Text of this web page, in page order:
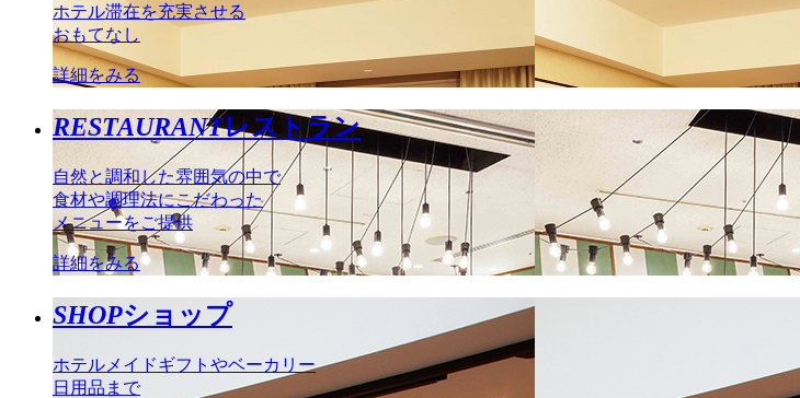
ホテル滞在を充実させる
おもてなし
詳細をみる
RESTAURANTレストラン
自然と調和した雰囲気の中で
食材や調理法にこだわった
メニューをご提供
詳細をみる
SHOPショップ
ホテルメイドギフトやベーカリー
日用品まで